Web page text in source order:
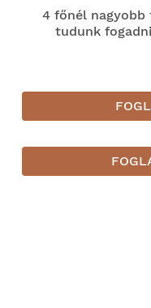
4 főnél nagyobb
tudunk